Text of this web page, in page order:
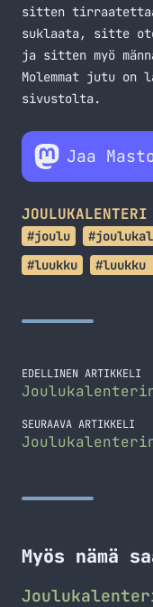
sitten
suklaata, sitte
ja sitten myö
Molemmat jutu on
sivustolta.
Jaa
#joulu
#luukku
#luukku
EDELLINEN ARTIKKELI
SEURAAVA ARTIKKELI
Myös nämä